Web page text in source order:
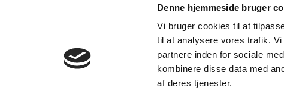
Denne hjemmeside bruger
Vi bruger cookies til at
til at analysere vores trafik.
partnere inden for sociale
kombinere disse data med
af deres tjenester.